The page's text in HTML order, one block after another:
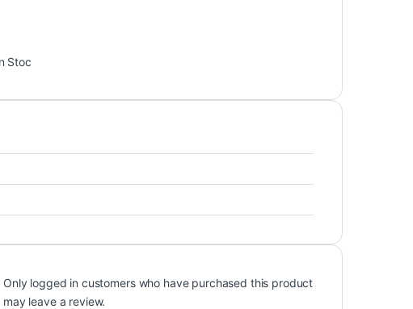
Stoc
Only logged in customers who have purchased this product
may leave a review.